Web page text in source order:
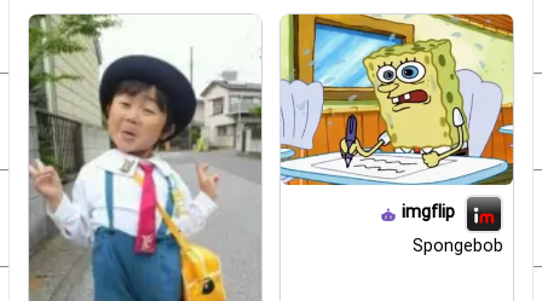
imgflip
Spongebob